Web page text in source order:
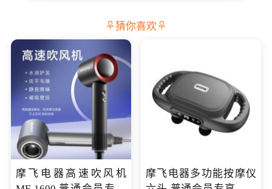
猜你喜欢
摩飞电器高速吹风机
摩飞电器多功能按摩仪